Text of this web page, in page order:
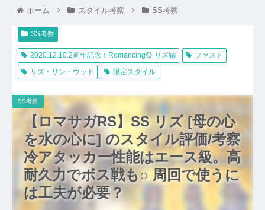
ホーム スタイル考察 SS考察
SS考察
2020.12.10.2周年記念！Romancing祭 リズ編
ファスト
リズ・リン・ウッド
限定スタイル
【ロマサガRS】SS リズ [母の心
を水の心に] のスタイル評価/考察
冷アタッカー性能はエース級。高
耐久力でボス戦も○ 周回で使うに
は工夫が必要？
SS考察